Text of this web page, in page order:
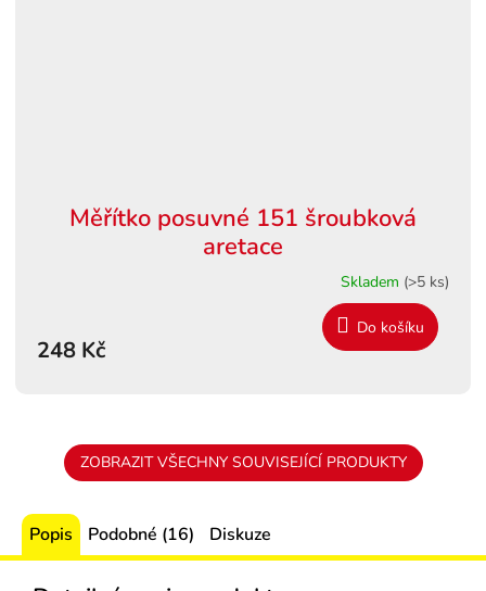
Měřítko posuvné 151 šroubková
aretace
Skladem (>5 ks)
248 Kč
Do košíku
ZOBRAZIT VŠECHNY SOUVISEJÍCÍ PRODUKTY
Popis Podobné (16) Diskuze